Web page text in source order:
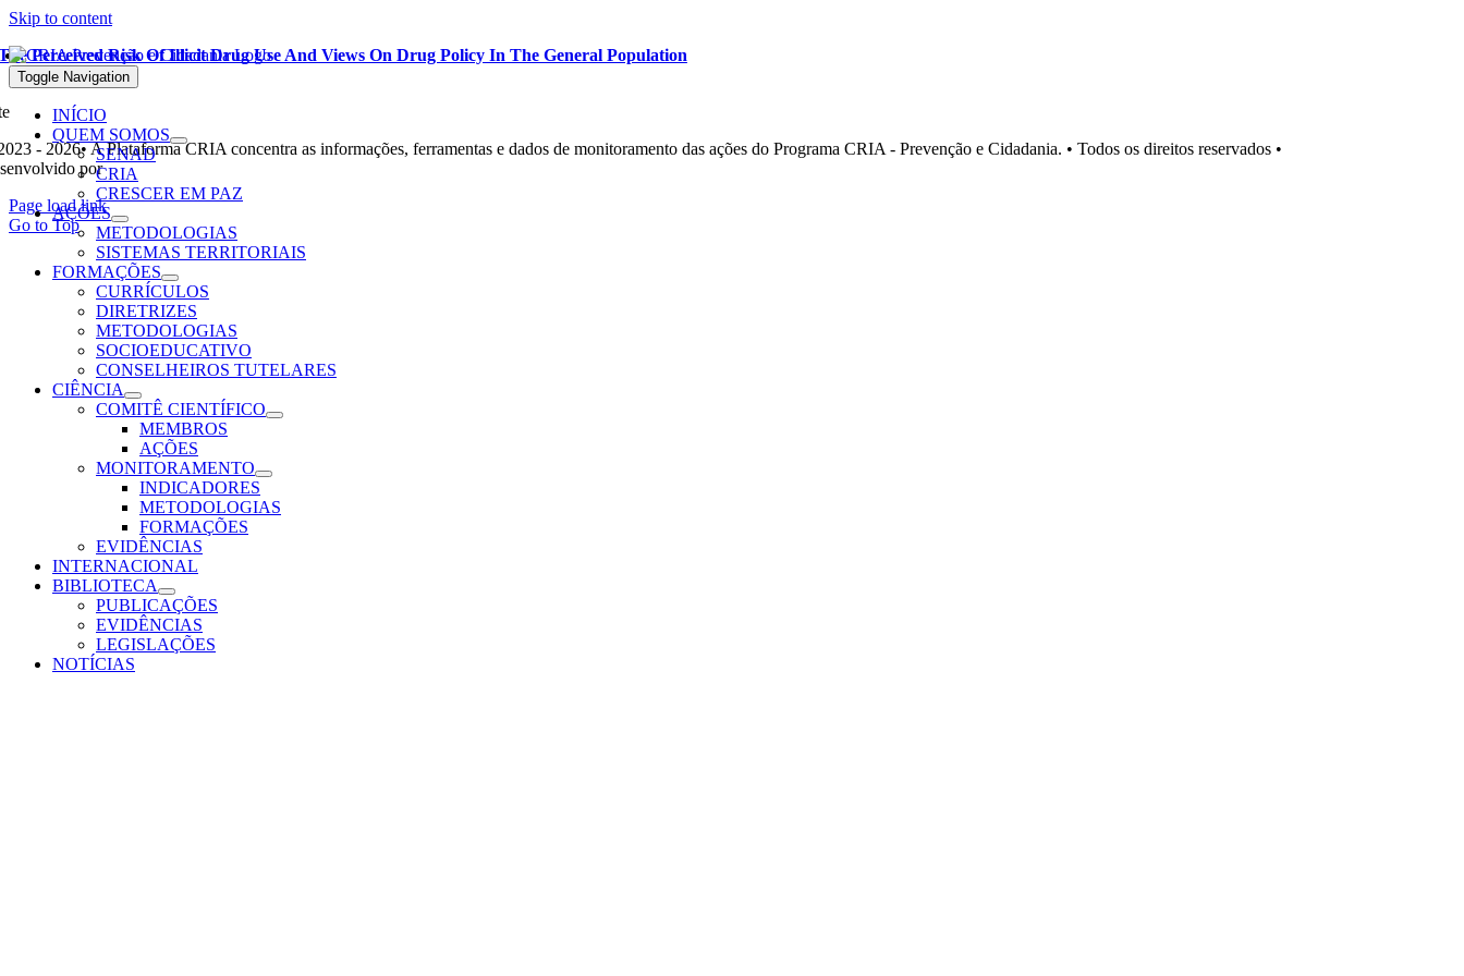
Skip to content
Toggle Navigation
INÍCIO
QUEM SOMOS
SENAD
CRIA
CRESCER EM PAZ
AÇÕES
METODOLOGIAS
SISTEMAS TERRITORIAIS
FORMAÇÕES
CURRÍCULOS
DIRETRIZES
METODOLOGIAS
SOCIOEDUCATIVO
CONSELHEIROS TUTELARES
CIÊNCIA
COMITÊ CIENTÍFICO
MEMBROS
AÇÕES
MONITORAMENTO
INDICADORES
METODOLOGIAS
FORMAÇÕES
EVIDÊNCIAS
INTERNACIONAL
BIBLIOTECA
PUBLICAÇÕES
EVIDÊNCIAS
LEGISLAÇÕES
NOTÍCIAS
Perceived Risk Of Illicit Drug Use And Views On Drug Policy In The General Population
Leia mais
- 2026• A Plataforma CRIA concentra as informações, ferramentas e dados de monitoramento das ações do Programa CRIA - Prevenção e Cidadania. • Todos os direitos reservados •
porOhpá! Design e Comunicação
Page load link
Go to Top